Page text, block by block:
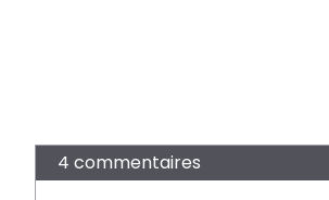
4 commentaires